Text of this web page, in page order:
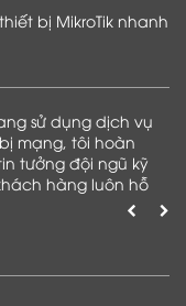
bị MikroTik nhanh
sử dụng dịch vụ
mạng, tôi hoàn
tưởng đội ngũ kỹ
hàng luôn hỗ